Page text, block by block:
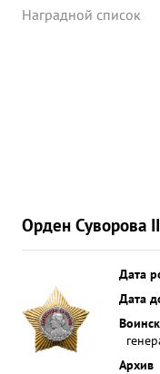
Наградной список
Орден Суворова
Дата
Дата
Архив